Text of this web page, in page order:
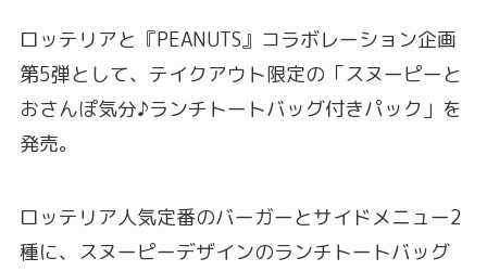
ロッテリアと『PEANUTS』コラボレーション企画
第5弾として、テイクアウト限定の「スヌーピーと
おさんぽ気分♪ランチトートバッグ付きパック」を
発売。
ロッテリア人気定番のバーガーとサイドメニュー2
種に、スヌーピーデザインのランチトートバッグ